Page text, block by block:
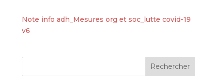
Note info adh_Mesures org et soc_lutte covid-19
v6